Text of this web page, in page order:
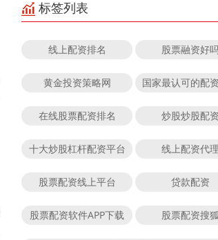
标签列表
线上配资排名 股票融资好
黄金投资策略网 国家最认可的配
在线股票配资排名 炒股炒股配资
十大炒股杠杆配资平台 线上配资代理
股票配资线上平台 贷款配资
股票配资软件APP下载 股票配资搜狐